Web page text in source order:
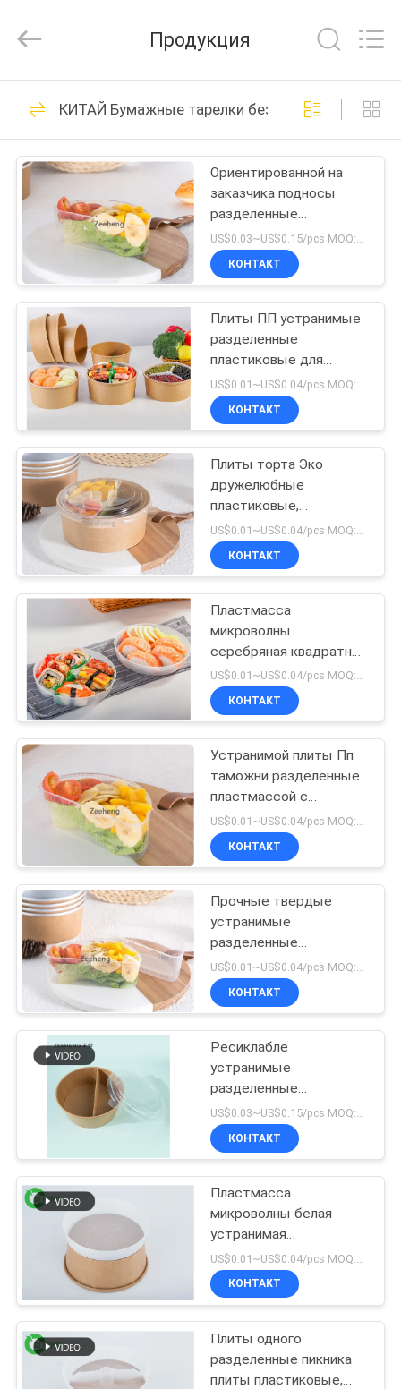
ДОМ
ПРОДУКТЫ
ПУТЕШЕСТВИЕ
ФАБРИКИ
ПРОВЕРКА
КАЧЕСТВА
СВЯЖИТЕСЬ
МЫ
НОВОСТИ
СПРОСИТЕ
ЦИТАТУ
КАРТА
САЙТА
ПОЛИТИКА
КОНФИДЕНЦИАЛЬНОСТИ
Protection
Technology
All
Reserved.
Шары Крафт
бумажные
133
Прямоугольная
бумажная миска
10
Чашки с
бумажным соусом
Красные черные
покрытия
бумажных мисок
24
Шар алюминиевой
фольги бумажный
13
Золотая бумажная
чаша
Одноразовая
бумажная
пепельница
Продукция
КИТАЙ Бумажные тарелки без пластика
Ориентированной на
заказчика подносы
разделенные
пластмассой всех
размеров можно
использовать с шарами
US$0.03~US$0.15/pcs MOQ:3000 ПК
КОНТАКТ
Плиты ПП устранимые
разделенные
пластиковые для
обедающего, гнуть и
ломая устойчивые
КОНТАКТ
Плиты торта Эко
дружелюбные
пластиковые,
многоразовые
пластиковые плиты с
крепким крышки
КОНТАКТ
Пластмасса
микроволны
серебряная квадратная
устранимая
разделенная
покрывает рамку
автомобиля
US$0.01~US$0.04/pcs MOQ:3000 ПК
КОНТАКТ
Устранимой плиты Пп
таможни разделенные
пластмассой с
материалами
микроволны
дружелюбными для
US$0.01~US$0.04/pcs MOQ:3000 ПК
КОНТАКТ
Прочные твердые
устранимые
разделенные
пластиковые плиты,
плиты 2 частей
Ресиклабле ясные
КОНТАКТ
Ресиклабле
устранимые
разделенные
пластиковые плиты с
салатницами бумаги 25
Оз
КОНТАКТ
Пластмасса
микроволны белая
устранимая
разделенная
покрывает округлую
форму 2 отсеков
КОНТАКТ
Плиты одного
разделенные пикника
плиты пластиковые,